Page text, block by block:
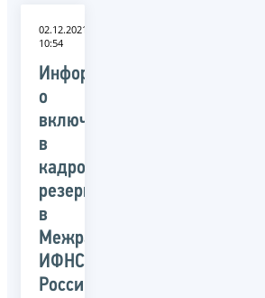
02.12.2021
10:54
Информация
о
включении
в
кадровый
резерв
в
Межрайонной
ИФНС
России